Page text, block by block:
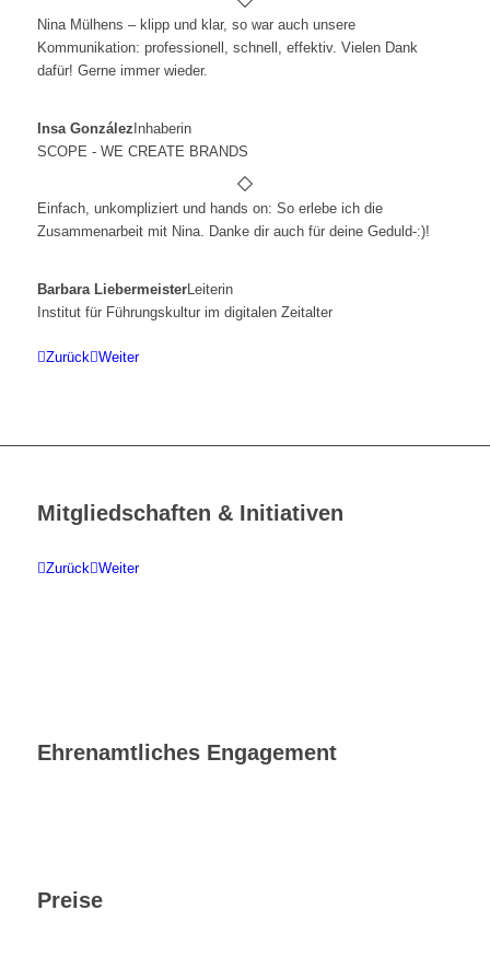
Nina Mülhens – klipp und klar, so war auch unsere
Kommunikation: professionell, schnell, effektiv. Vielen Dank
dafür! Gerne immer wieder.
Insa González Inhaberin
SCOPE - WE CREATE BRANDS
Einfach, unkompliziert und hands on: So erlebe ich die
Zusammenarbeit mit Nina. Danke dir auch für deine Geduld-:)!
Barbara LiebermeisterLeiterin
Institut für Führungskultur im digitalen Zeitalter
Zurück Weiter
Mitgliedschaften & Initiativen
Zurück Weiter
Ehrenamtliches Engagement
Preise